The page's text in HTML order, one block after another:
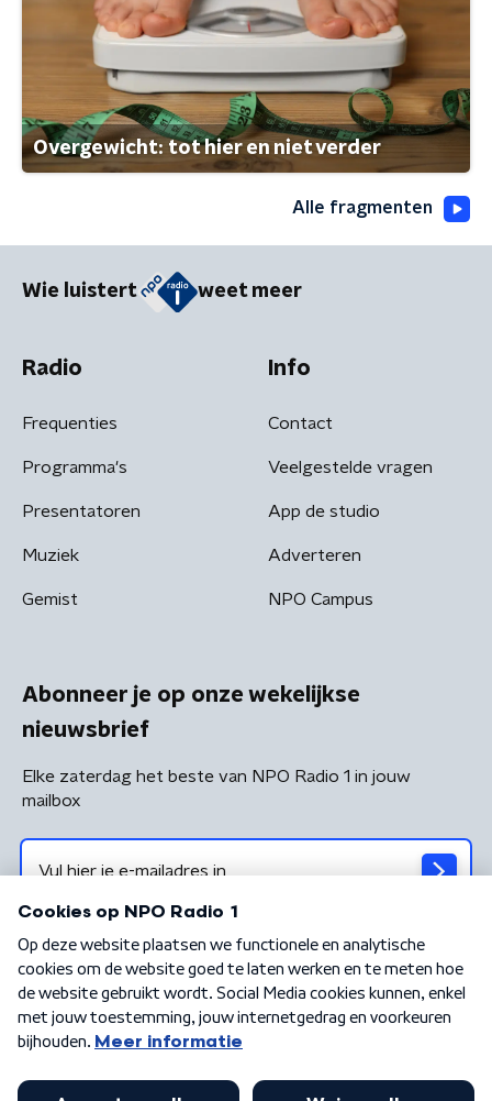
Overgewicht: tot hier en niet verder
Alle fragmenten
Wie luistert weet meer
Radio
Frequenties
Programma's
Presentatoren
Muziek
Gemist
Info
Contact
Veelgestelde vragen
App de studio
Adverteren
NPO Campus
Abonneer je op onze wekelijkse
nieuwsbrief
Elke zaterdag het beste van NPO Radio 1 in jouw
mailbox
Algemene voorwaarden